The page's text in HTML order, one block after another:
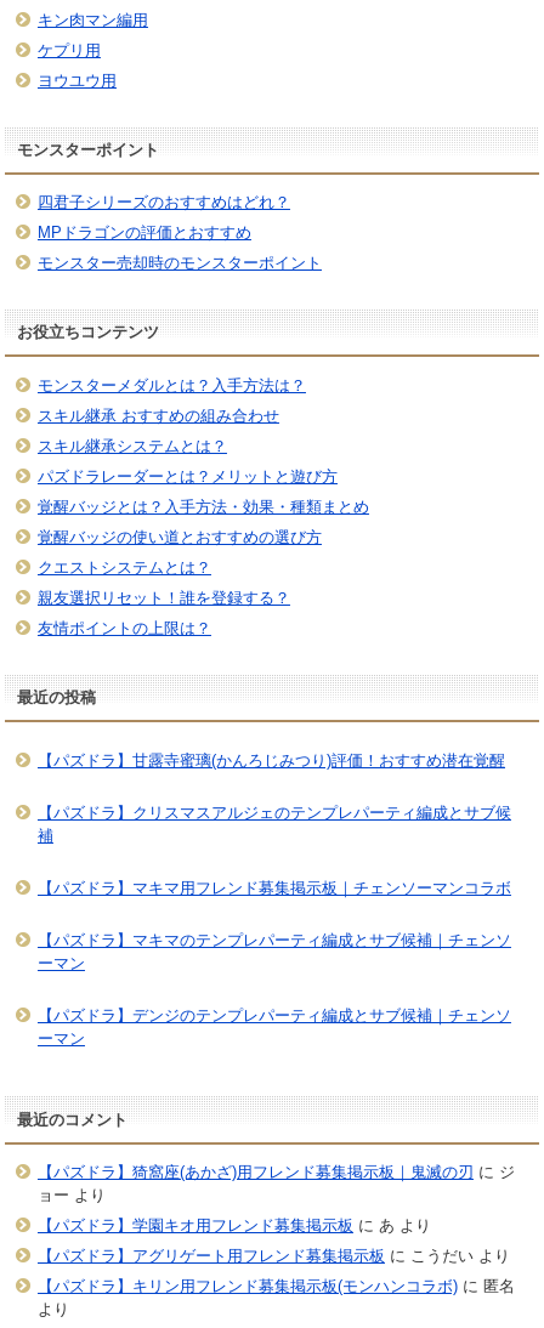
キン肉マン編用
ケプリ用
ヨウユウ用
モンスターポイント
四君子シリーズのおすすめはどれ？
MPドラゴンの評価とおすすめ
モンスター売却時のモンスターポイント
お役立ちコンテンツ
モンスターメダルとは？入手方法は？
スキル継承 おすすめの組み合わせ
スキル継承システムとは？
パズドラレーダーとは？メリットと遊び方
覚醒バッジとは？入手方法・効果・種類まとめ
覚醒バッジの使い道とおすすめの選び方
クエストシステムとは？
親友選択リセット！誰を登録する？
友情ポイントの上限は？
最近の投稿
【パズドラ】甘露寺蜜璃(かんろじみつり)評価！おすすめ潜在覚醒
【パズドラ】クリスマスアルジェのテンプレパーティ編成とサブ候
補
【パズドラ】マキマ用フレンド募集掲示板｜チェンソーマンコラボ
【パズドラ】マキマのテンプレパーティ編成とサブ候補｜チェンソ
ーマン
【パズドラ】デンジのテンプレパーティ編成とサブ候補｜チェンソ
ーマン
最近のコメント
【パズドラ】猗窩座(あかざ)用フレンド募集掲示板｜鬼滅の刃 に ジ
ョー より
【パズドラ】学園キオ用フレンド募集掲示板 に あ より
【パズドラ】アグリゲート用フレンド募集掲示板 に こうだいより
【パズドラ】キリン用フレンド募集掲示板(モンハンコラボ)に 匿名
より